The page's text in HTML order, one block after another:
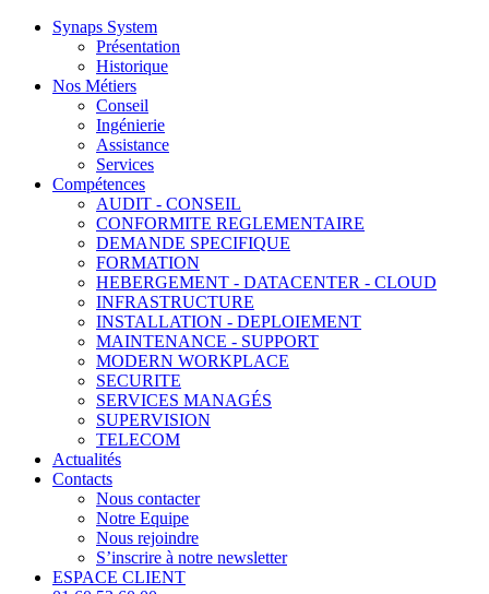
Synaps System
Présentation
Historique
Nos Métiers
Conseil
Ingénierie
Assistance
Services
Compétences
AUDIT - CONSEIL
CONFORMITE REGLEMENTAIRE
DEMANDE SPECIFIQUE
FORMATION
HEBERGEMENT - DATACENTER - CLOUD
INFRASTRUCTURE
INSTALLATION - DEPLOIEMENT
MAINTENANCE - SUPPORT
MODERN WORKPLACE
SECURITE
SERVICES MANAGÉS
SUPERVISION
TELECOM
Actualités
Contacts
Nous contacter
Notre Equipe
Nous rejoindre
S’inscrire à notre newsletter
ESPACE CLIENT